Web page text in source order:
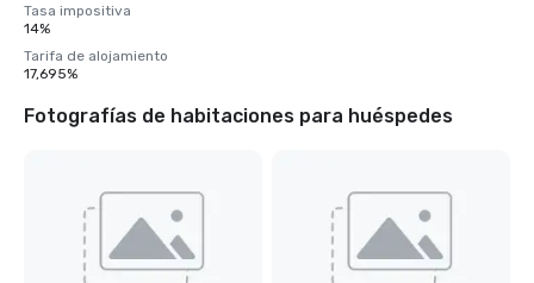
Tasa impositiva
14%
Tarifa de alojamiento
17,695%
Fotografías de habitaciones para huéspedes